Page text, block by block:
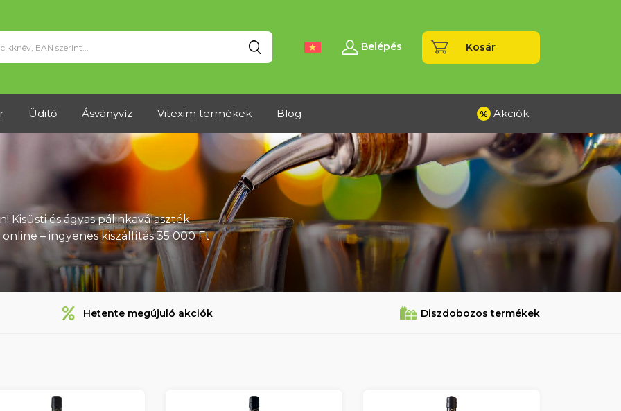
Belépés Kosár
Üditő Ásványvíz Vitexim termékek Blog % Akciók
és ágyas pálinkaválaszték
– ingyenes kiszállítás 35 000 Ft
Hetente megújuló akciók Diszdobozos termékek